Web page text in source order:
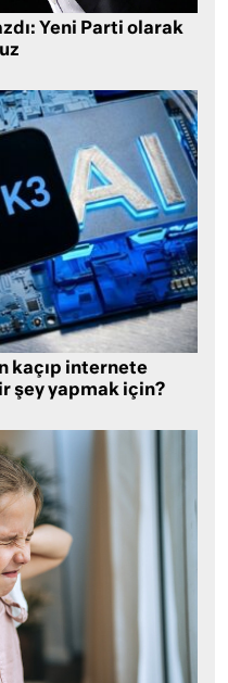
Yeni Parti olarak
kaçıp internete
şey yapmak için?